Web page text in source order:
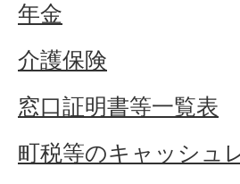
年金
介護保険
窓口証明書等一覧表
町税等のキャッシュ